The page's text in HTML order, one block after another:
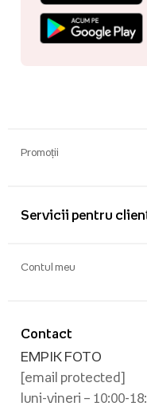
Promoții
Servicii pentru
Contact
EMPIK FOTO
[email protected]
luni-vineri – 10:00-
Contul meu